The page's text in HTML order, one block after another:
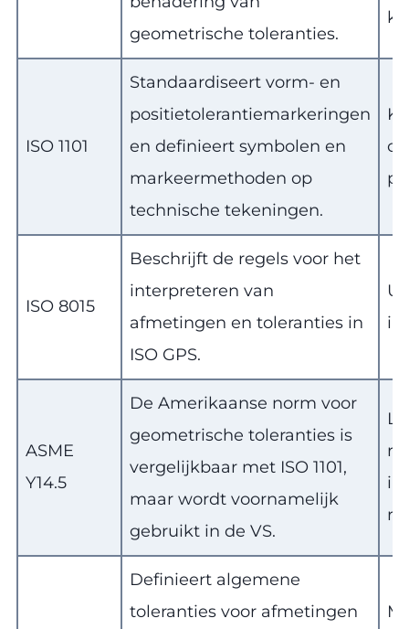
geometrische toleranties.
ISO 1101
Standaardiseert vorm- en
positietolerantiemarkeringen
en definieert symbolen en
markeermethoden op
technische tekeningen.
ISO 8015
Beschrijft de regels voor het
interpreteren van
afmetingen en toleranties in
ISO GPS.
ASME
Y14.5
De Amerikaanse norm voor
geometrische toleranties is
vergelijkbaar met ISO 1101,
maar wordt voornamelijk
gebruikt in de VS.
Definieert algemene
toleranties voor afmetingen